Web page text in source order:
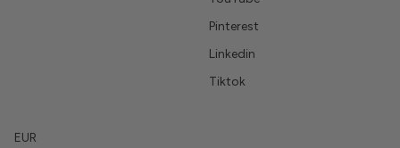
Pinterest
Linkedin
Tiktok
EUR